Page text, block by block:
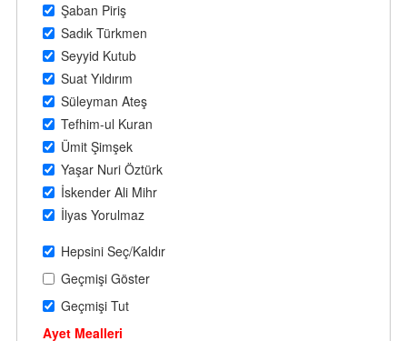
Şaban Piriş
Sadık Türkmen
Seyyid Kutub
Suat Yıldırım
Süleyman Ateş
Tefhim-ul Kuran
Ümit Şimşek
Yaşar Nuri Öztürk
İskender Ali Mihr
İlyas Yorulmaz
Hepsini Seç/Kaldır
Geçmişi Göster
Geçmişi Tut
Ayet Mealleri